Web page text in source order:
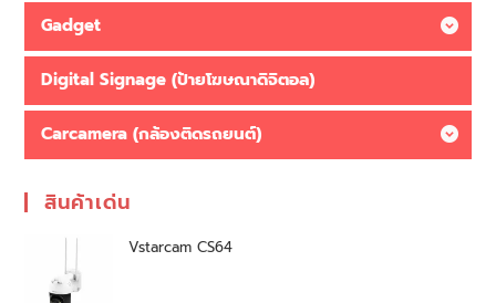
Gadget
Digital Signage (ป้ายโฆษณาดิจิตอล)
Carcamera (กล้องติดรถยนต์)
สินค้าเด่น
Vstarcam CS64